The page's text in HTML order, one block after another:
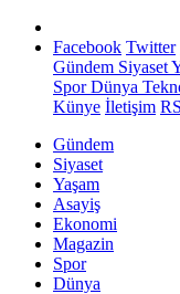
Facebook Twitter
Gündem Siyaset
SporDünya
Künye İletişim
Gündem
Siyaset
Yaşam
Asayiş
Ekonomi
Magazin
Spor
Dünya